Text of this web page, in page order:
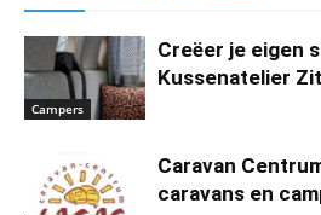
Campers
Creëer je eigen
Kussenatelier
Caravan
caravans en